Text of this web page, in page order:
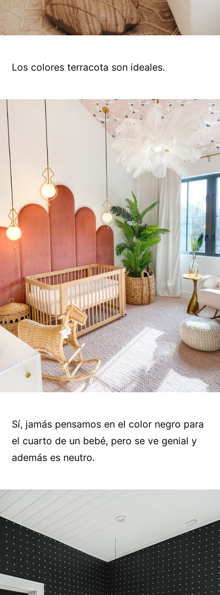
Los colores terracota son ideales.
Sí, jamás pensamos en el color negro para
el cuarto de un bebé, pero se ve genial y
además es neutro.